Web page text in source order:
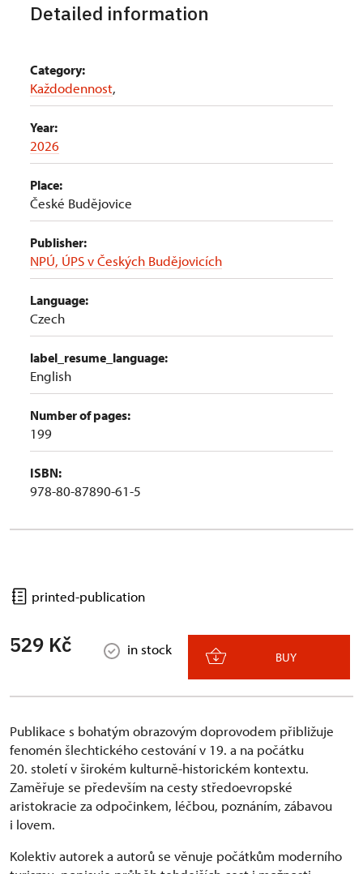
Detailed information
Category:
Každodennost,
Year:
2026
Place:
České Budějovice
Publisher:
NPÚ, ÚPS v Českých Budějovicích
Language:
Czech
label_resume_language:
English
Number of pages:
199
ISBN:
978-80-87890-61-5
printed-publication
529 Kč in stock BUY
Publikace s bohatým obrazovým doprovodem přibližuje
fenomén šlechtického cestování v 19. a na počátku
20. století v širokém kulturně-historickém kontextu.
Zaměřuje se především na cesty středoevropské
aristokracie za odpočinkem, léčbou, poznáním, zábavou
i lovem.
Kolektiv autorek a autorů se věnuje počátkům moderního